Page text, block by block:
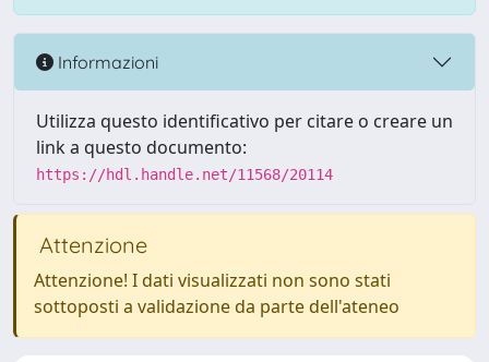
Informazioni
Utilizza questo identificativo per citare o creare un
link a questo documento:
https://hdl.handle.net/11568/20114
Attenzione
Attenzione! I dati visualizzati non sono stati
sottoposti a validazione da parte dell'ateneo